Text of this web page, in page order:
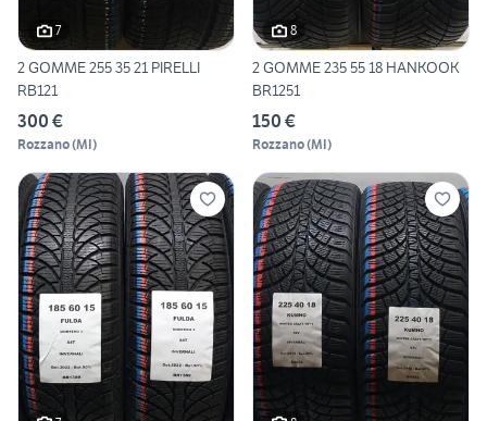
7
2 GOMME 255 35 21 PIRELLI
RB121
300 €
Rozzano(MI)
8
2 GOMME 235 55 18 HANKOOK
BR1251
150 €
Rozzano(MI)